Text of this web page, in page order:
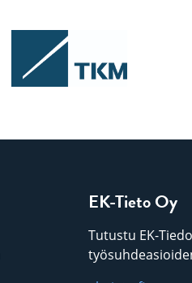
EK-Tieto Oy
Tutustu EK-